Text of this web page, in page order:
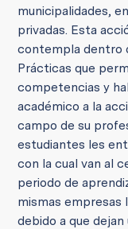
municipalidades,
privadas. Esta
contempla dentro
Prácticas que
competencias y
académico a la
campo de su
estudiantes les
con la cual van al
periodo de
mismas empresas
debido a que